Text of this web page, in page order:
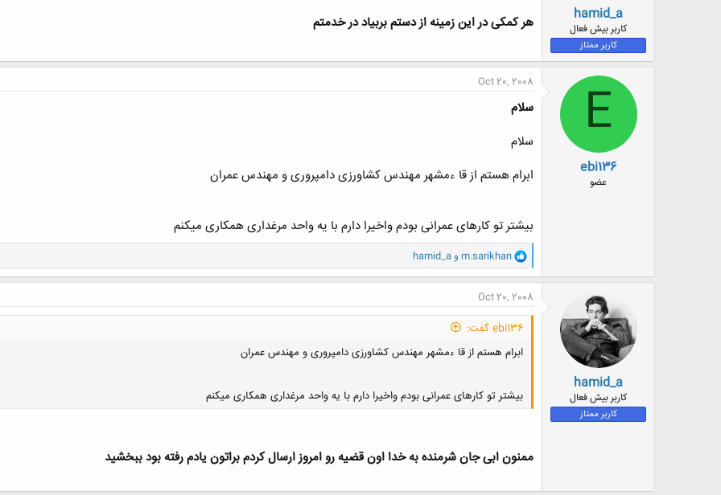
hamid_a
کاربر بیش فعال
کاربر ممتاز
هر کمکی در این زمینه از دستم بربیاد در خدمتم
E
ebi136
عضو
Oct 20, 2008
سلام
سلام
ابرام هستم از قا ءمشهر مهندس کشاورزی دامپروری و مهندس عمران
بیشتر تو کارهای عمرانی بودم واخیرا دارم با یه واحد مرغداری همکاری میکنم
و
ا
ک
ن
ش
ا
:
m.sarikhan وhamid_a
hamid_a
کاربر بیش فعال
کاربر ممتاز
Oct 20, 2008
ebi136 گفت:
ابرام هستم از قا ءمشهر مهندس کشاورزی دامپروری و مهندس عمران
بیشتر تو کارهای عمرانی بودم واخیرا دارم با یه واحد مرغداری همکاری میکنم
کلیک کنید تا باز شود...
ممنون ابی جان شرمنده به خدا اون قضیه رو امروز ارسال کردم براتون یادم رفته بود ببخشید